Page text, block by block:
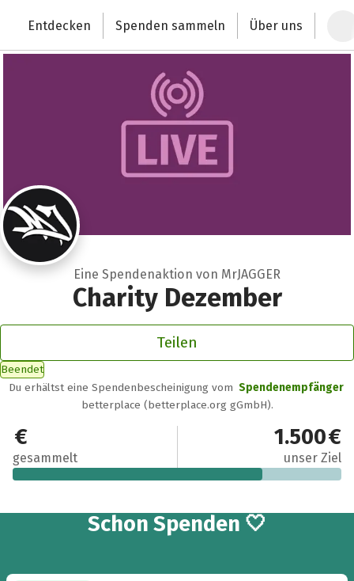
Deutschlands größte Spendenplattform
Entdecken Spenden sammeln Über uns
Eine Spendenaktion von MrJAGGER
Charity Dezember
Teilen
Beendet
Du erhältst eine Spendenbescheinigung vom Spendenempfänger
betterplace (betterplace.org gGmbH).
1.140 €
gesammelt
1.500 €
unser Ziel
Schon 29
Spenden 🤍